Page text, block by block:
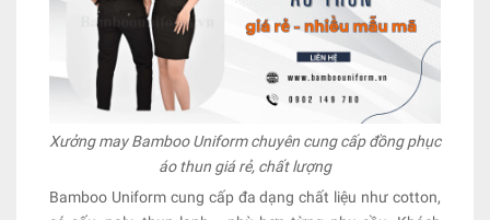
Xưởng may Bamboo Uniform chuyên cung cấp đồng phục
áo thun giá rẻ, chất lượng
Bamboo Uniform cung cấp đa dạng chất liệu như cotton,